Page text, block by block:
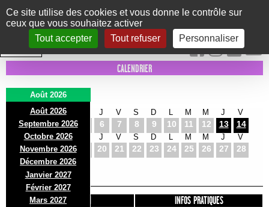
Panneau de gestion des cookies
Ce site utilise des cookies et vous donne le contrôle sur
ceux que vous souhaitez activer
Tout accepter
Tout refuser Personnaliser
Le Marni
CONCERTS DANSE/CIRQUE THÉÂTRE KIDS EXPOS EVENTS
INTRA MUROS
CALENDRIER
Août 2026
Août 2026
Septembre 2026
Octobre 2026
Novembre 2026
Décembre 2026
Janvier 2027
Février 2027
Mars 2027
D
2
L
3
M
4
J
6
V
7
S
8
D
9 10
M
11
M
12
J
13
V
14
D
16
L
17
M
18
J
20
V
21
S
22
D
23 24
M
25
M
26
J
27
V
28
D
30
L
31
PRÉSENTATION
INFOS PRATIQUES